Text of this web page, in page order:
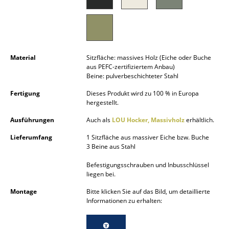
Betten
Einzelbetten
Stapelbetten
Kinderbetten
Material
Sitzfläche: massives Holz (Eiche oder Buche
aus PEFC-zertifiziertem Anbau)
Beine: pulverbeschichteter Stahl
Fertigung
Dieses Produkt wird zu 100 % in Europa
hergestellt.
Ausführungen
Auch als LOU Hocker, Massivholzerhältlich.
Lieferumfang
1 Sitzfläche aus massiver Eiche bzw. Buche
3 Beine aus Stahl
Befestigungsschrauben und Inbusschlüssel
liegen bei.
Montage
Bitte klicken Sie auf das Bild, um detaillierte
Informationen zu erhalten: